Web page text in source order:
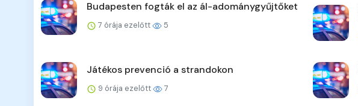
Budapesten fogták el az ál-adománygyűjtőket
7 órája ezelőtt 5
Játékos prevenció a strandokon
9 órája ezelőtt 7